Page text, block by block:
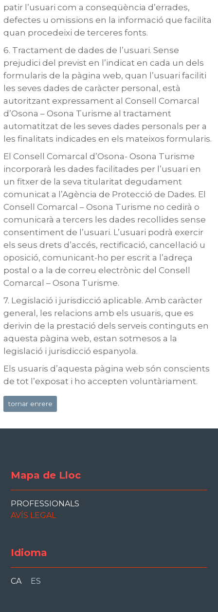
patir l’usuari com a conseqüència d’errades,
defectes u omissions en la informació que facilita
quan procedeixi de terceres fonts.
6. Tractament de dades de l’usuari. Sense
prejudici del previst en l’indicat en cada un dels
formularis de la pàgina web, quan l’usuari faciliti
les seves dades de caràcter personal, està
autoritzant expressament al Consell Comarcal
d’Osona – Osona Turisme al tractament
automatitzat de les seves dades personals per a
les finalitats indicades en els mateixos formularis.
El Consell Comarcal d’Osona- Osona Turisme
incorporarà les dades facilitades per l’usuari en
un fitxer de la seva titularitat degudament
comunicat a l’Agència de Protecció de Dades. El
Consell Comarcal – Osona Turisme no cedirà o
comunicarà a tercers les dades recollides sense
consentiment de l’usuari. L’usuari podrà exercir
els seus drets d’accés, rectificació, cancel·lació u
oposició, comunicant-ho per escrit a l’adreça
postal o a la de correu electrònic del Consell
Comarcal – Osona Turisme.
7. Legislació i jurisdicció aplicable. Amb caràcter
general, les relacions amb els usuaris, que es
derivin de la prestació dels serveis continguts en
aquesta pàgina web, estan sotmesos a la
legislació i jurisdicció espanyola.
Els usuaris d’aquesta pàgina web són conscients
de tot l’exposat i ho accepten voluntàriament.
tornar enrere
Mapa de Lloc
PROFESSIONALS
AVÍS LEGAL
Idioma
CA ES